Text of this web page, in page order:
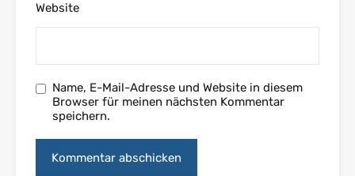
Website
Name, E-Mail-Adresse und Website in diesem
Browser für meinen nächsten Kommentar
speichern.